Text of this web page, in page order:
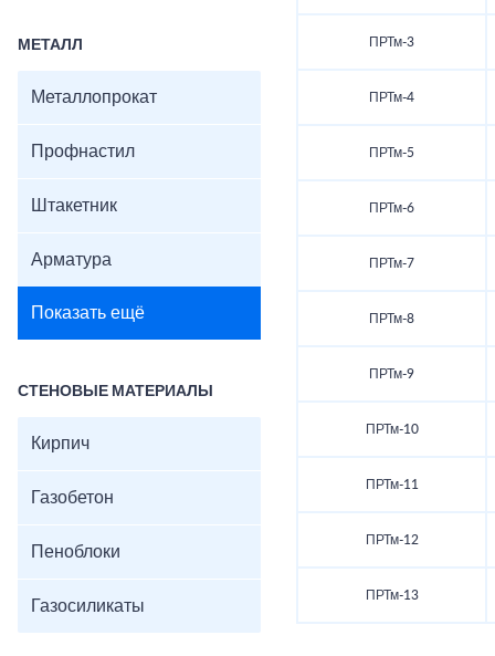
МЕТАЛЛ
Металлопрокат
Профнастил
Штакетник
Арматура
Показать ещё
СТЕНОВЫЕ МАТЕРИАЛЫ
Кирпич
Газобетон
Пеноблоки
Газосиликаты
ПРТм-3
ПРТм-4
ПРТм-5
ПРТм-6
ПРТм-7
ПРТм-8
ПРТм-9
ПРТм-10
ПРТм-11
ПРТм-12
ПРТм-13